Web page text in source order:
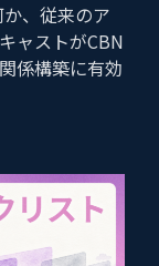
、従来のア
ャストがCBN
係構築に有効